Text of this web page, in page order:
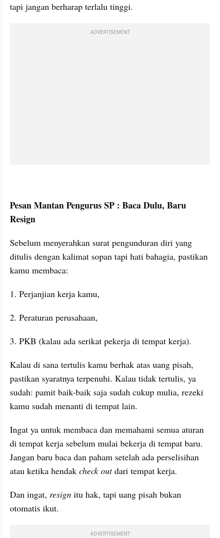
tapi jangan berharap terlalu tinggi.
ADVERTISEMENT
Pesan Mantan Pengurus SP : Baca Dulu, Baru
Resign
Sebelum menyerahkan surat pengunduran diri yang
ditulis dengan kalimat sopan tapi hati bahagia, pastikan
kamu membaca:
1. Perjanjian kerja kamu,
2. Peraturan perusahaan,
3. PKB (kalau ada serikat pekerja di tempat kerja).
Kalau di sana tertulis kamu berhak atas uang pisah,
pastikan syaratnya terpenuhi. Kalau tidak tertulis, ya
sudah: pamit baik-baik saja sudah cukup mulia, rezeki
kamu sudah menanti di tempat lain.
Ingat ya untuk membaca dan memahami semua aturan
di tempat kerja sebelum mulai bekerja di tempat baru.
Jangan baru baca dan paham setelah ada perselisihan
atau ketika hendak check out dari tempat kerja.
Dan ingat, resign itu hak, tapi uang pisah bukan
otomatis ikut.
ADVERTISEMENT